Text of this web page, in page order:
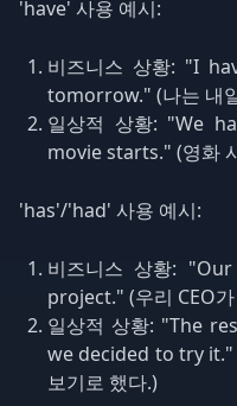
'have' 사용 예시:
비즈니스 상황: "I
tomorrow." (나는 내
일상적 상황: "We
movie starts." (영화
'has'/'had' 사용 예시:
비즈니스 상황:
project." (우리 CEO
일상적 상황: "The
we decided to try it."
보기로 했다.)